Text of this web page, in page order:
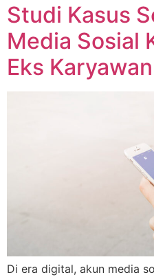
Studi Kasus
Media Sosial
Eks Karyawan
Di era digital, akun media